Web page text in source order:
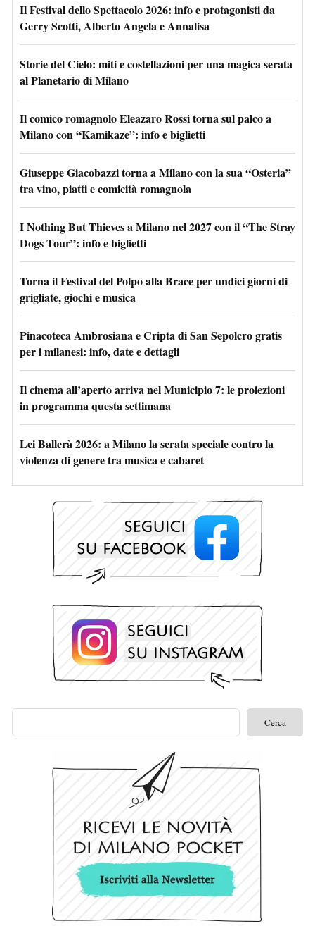
Il Festival dello Spettacolo 2026: info e protagonisti da
Gerry Scotti, Alberto Angela e Annalisa
Storie del Cielo: miti e costellazioni per una magica serata
al Planetario di Milano
Il comico romagnolo Eleazaro Rossi torna sul palco a
Milano con “Kamikaze”: info e biglietti
Giuseppe Giacobazzi torna a Milano con la sua “Osteria”
tra vino, piatti e comicità romagnola
I Nothing But Thieves a Milano nel 2027 con il “The Stray
Dogs Tour”: info e biglietti
Torna il Festival del Polpo alla Brace per undici giorni di
grigliate, giochi e musica
Pinacoteca Ambrosiana e Cripta di San Sepolcro gratis
per i milanesi: info, date e dettagli
Il cinema all’aperto arriva nel Municipio 7: le proiezioni
in programma questa settimana
Lei Ballerà 2026: a Milano la serata speciale contro la
violenza di genere tra musica e cabaret